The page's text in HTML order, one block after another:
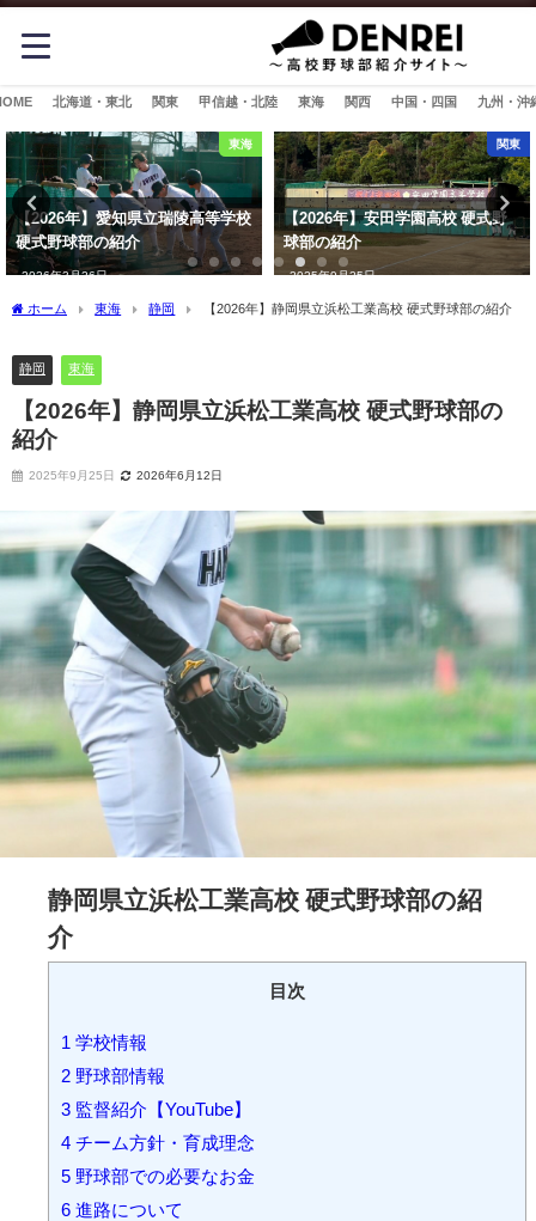
北海道・東北 関東 甲信越・北陸 東海 関西 中国・四国 九州・沖
東海
【2026年】愛知県立瑞陵高等学校
硬式野球部の紹介
2026年3月26日
関東
【2026年】安田学園高校 硬式野
球部の紹介
2025年9月25日
ホーム 東海 静岡 【2026年】静岡県立浜松工業高校 硬式野球部の紹介
静岡 東海
【2026年】静岡県立浜松工業高校 硬式野球部の
紹介
2025年9月25日 2026年6月12日
静岡県立浜松工業高校 硬式野球部の紹
介
目次
1 学校情報
2 野球部情報
3 監督紹介【YouTube】
4 チーム方針・育成理念
5 野球部での必要なお金
6 進路について